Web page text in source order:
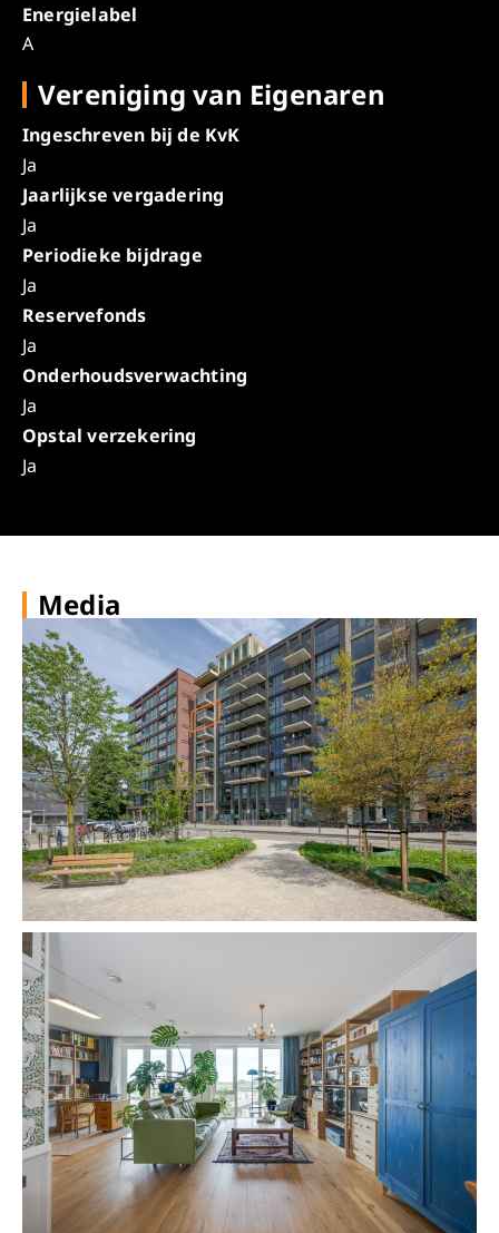
Energielabel
A
Vereniging van Eigenaren
Ingeschreven bij de KvK
Ja
Jaarlijkse vergadering
Ja
Periodieke bijdrage
Ja
Reservefonds
Ja
Onderhoudsverwachting
Ja
Opstal verzekering
Ja
Media